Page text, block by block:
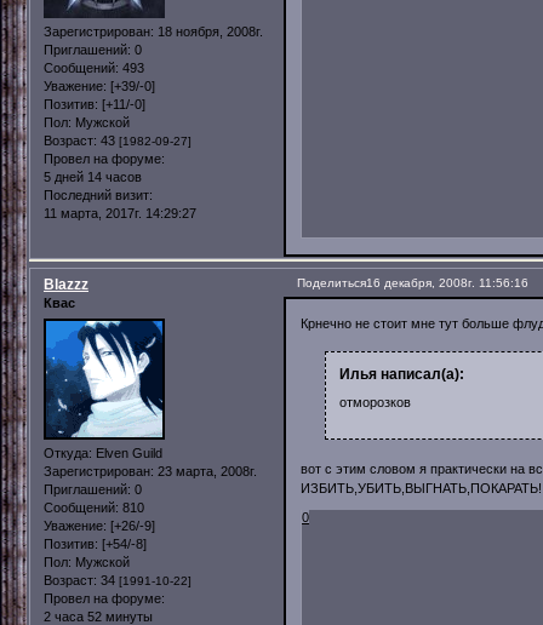
Зарегистрирован: 18 ноября, 2008г.
Приглашений: 0
Сообщений: 493
Уважение: [+39/-0]
Позитив: [+11/-0]
Пол: Мужской
Возраст: 43 [1982-09-27]
Провел на форуме:
5 дней 14 часов
Последний визит:
11 марта, 2017г. 14:29:27
Поделиться16 декабря, 2008г. 11:56:16
Blazzz
Квас
Откуда: Elven Guild
Зарегистрирован: 23 марта, 2008г.
Приглашений: 0
Сообщений: 810
Уважение: [+26/-9]
Позитив: [+54/-8]
Пол: Мужской
Возраст: 34 [1991-10-22]
Провел на форуме:
2 часа 52 минуты
Крнечно не стоит мне тут больше
Илья написал(а):
отморозков
вот с этим словом я практически на
ИЗБИТЬ,УБИТЬ,ВЫГНАТЬ,ПОКАРАТЬ!
0